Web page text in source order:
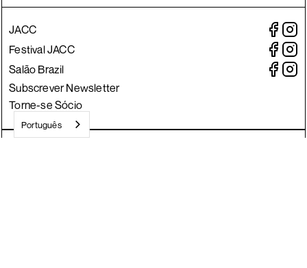
JACC
Festival JACC
Salão Brazil
Subscrever Newsletter
Torne-se Sócio
Português